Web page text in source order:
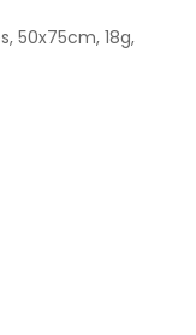
50x75cm, 18g,